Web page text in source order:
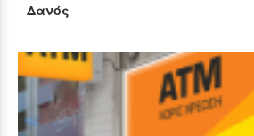
Δανός